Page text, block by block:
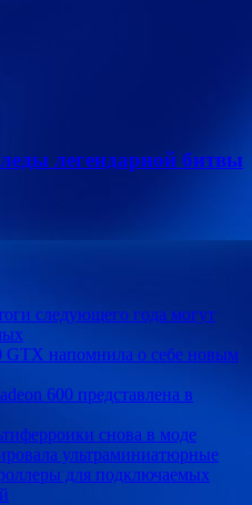
легендарной битвы
следующего года могут
GTX напомнила о себе новым
600 представлена в
снова в моде
ультраминиатюрные
для подключаемых